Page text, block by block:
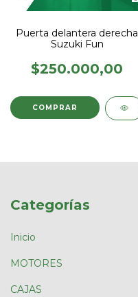
Puerta delantera derecha
Suzuki Fun
$250.000,00
Categorías
Inicio
MOTORES
CAJAS